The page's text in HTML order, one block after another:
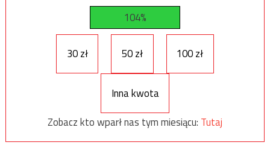
104%
30 zł 50 zł 100 zł
Inna kwota
Zobacz kto wparł nas tym miesiącu: Tutaj